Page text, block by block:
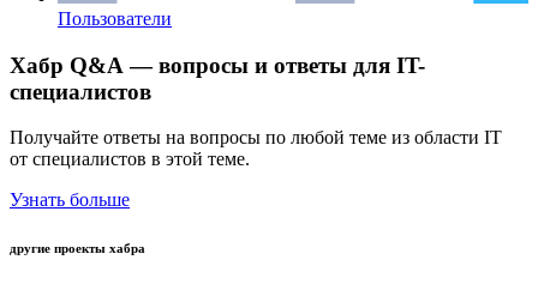
Пользователи
Хабр Q&A — вопросы и ответы для IT-
специалистов
Получайте ответы на вопросы по любой теме из области IT
от специалистов в этой теме.
Узнать больше
другие проекты хабра